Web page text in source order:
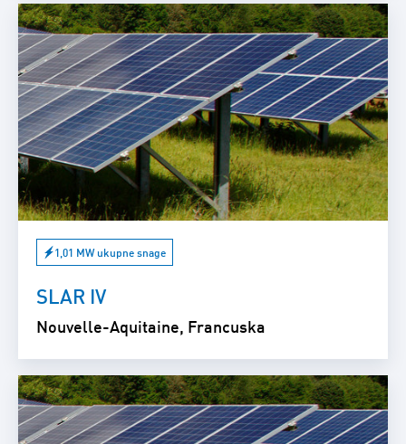
1,01 MW ukupne snage
SLAR IV
Nouvelle-Aquitaine, Francuska